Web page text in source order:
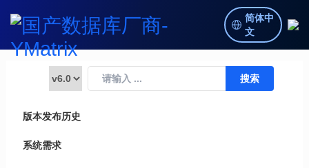
简体中
文
版本发布历史
系统需求